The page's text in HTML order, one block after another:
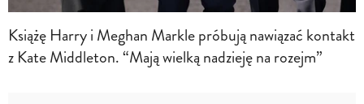
Książę Harry i Meghan Markle próbują nawiązać kontakt
z Kate Middleton. “Mają wielką nadzieję na rozejm”